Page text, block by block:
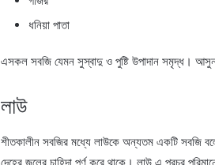
ধনিয়া পাতা
এসকল সবজি যেমন সুস্বাদু ও পুষ্টি উপাদান সমৃদ্ধ।
লাউ
শীতকালীন সবজির মধ্যে লাউকে অন্যতম একটি সবজি